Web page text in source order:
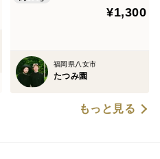
¥1,300
福岡県八女市
たつみ園
もっと見る